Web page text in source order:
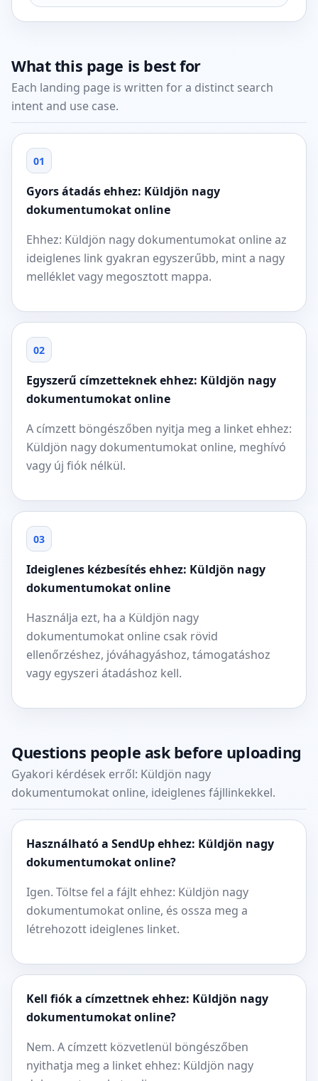
What this page is best for
Each landing page is written for a distinct search
intent and use case.
01
Gyors átadás ehhez: Küldjön nagy
dokumentumokat online
Ehhez: Küldjön nagy dokumentumokat online az
ideiglenes link gyakran egyszerűbb, mint a nagy
melléklet vagy megosztott mappa.
02
Egyszerű címzetteknek ehhez: Küldjön nagy
dokumentumokat online
A címzett böngészőben nyitja meg a linket ehhez:
Küldjön nagy dokumentumokat online, meghívó
vagy új fiók nélkül.
03
Ideiglenes kézbesítés ehhez: Küldjön nagy
dokumentumokat online
Használja ezt, ha a Küldjön nagy
dokumentumokat online csak rövid
ellenőrzéshez, jóváhagyáshoz, támogatáshoz
vagy egyszeri átadáshoz kell.
Questions people ask before uploading
Gyakori kérdések erről: Küldjön nagy
dokumentumokat online, ideiglenes fájllinkekkel.
Használható a SendUp ehhez: Küldjön nagy
dokumentumokat online?
Igen. Töltse fel a fájlt ehhez: Küldjön nagy
dokumentumokat online, és ossza meg a
létrehozott ideiglenes linket.
Kell fiók a címzettnek ehhez: Küldjön nagy
dokumentumokat online?
Nem. A címzett közvetlenül böngészőben
nyithatja meg a linket ehhez: Küldjön nagy